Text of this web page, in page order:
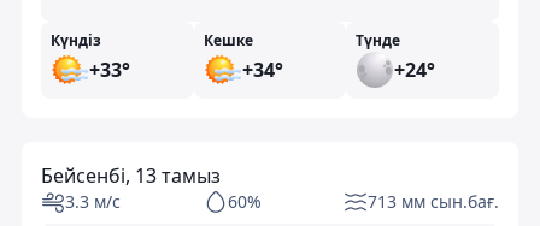
Күндіз
+33°
Кешке
+34°
Түнде
+24°
Бейсенбі, 13 тамыз
3.3 м/с 60% 713 мм сын.бағ.